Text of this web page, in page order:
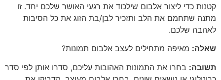
קטנות כדי ליצור אלבום שילכוד את רגעי האושר שלכם יחד. זו
מתנה שתחמם את הלב ותזכיר לבן/בת הזוג את כל הסיבות
לאהבה שלכם.
שאלה: מאיפה מתחילים לעצב אלבום תמונות?
תשובה: בחרו את התמונות האהובות עליכם, סדרו אותן לפי סדר